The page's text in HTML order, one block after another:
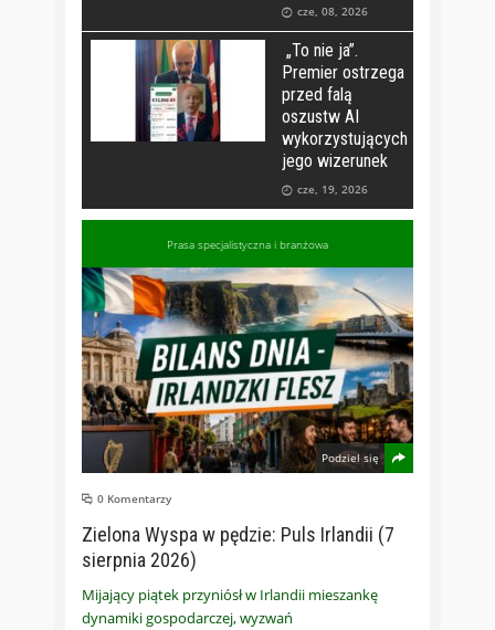
cze, 08, 2026
„To nie ja”.
Premier ostrzega
przed falą
oszustw AI
wykorzystujących
jego wizerunek
cze, 19, 2026
Prasa specjalistyczna i branżowa
Podziel się
0 Komentarzy
Zielona Wyspa w pędzie: Puls Irlandii (7
sierpnia 2026)
Mijający piątek przyniósł w Irlandii mieszankę
dynamiki gospodarczej, wyzwań